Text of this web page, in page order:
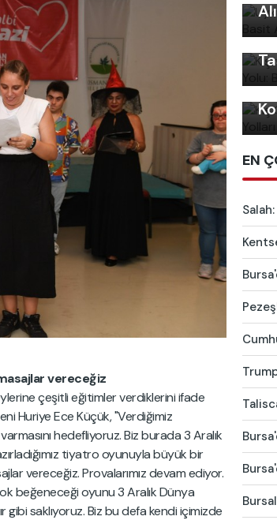
vereceğiz
çeşitli eğitimler verdiklerini ifade
Huriye Ece Küçük, "Verdiğimiz
hedefliyoruz. Biz burada 3 Aralık
tiyatro oyunuyla büyük bir
vereceğiz. Provalarımız devam ediyor.
beğeneceği oyunu 3 Aralık Dünya
saklıyoruz. Biz bu defa kendi içimizde
EN